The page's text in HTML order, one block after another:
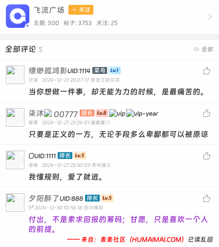

飞流广场  关注
主题: 500 帖子: 3753 关注: 25
 全部
全部评论 5

缥缈孤鸿影UID:1114 菜鸟
沙发 2024-12-27 23:07:17 黑龙江哈尔滨
当你想做一件事，却无能为力的时候，是最痛苦的。

柒沐 00777 团长
板凳 2024-12-27 23:24:01 福建厦门
只要是正义的一方，无论手段多么卑鄙都可以被原谅

OUID:1111 排长
地板 2024-12-27 23:30:09 贵州遵义
我懂规则，爱了就逃。

夕阳醉了UID:888 排长
5# 2024-12-30 10:56:18 四川绵阳
付出，不是索求回报的筹码；甘愿，只是喜欢一个人
的前提。
—— 来自：麦麦社区（HUMAIMAI.COM） 已读乱回